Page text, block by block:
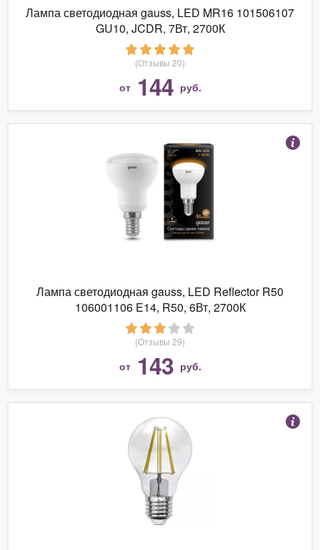
Лампа светодиодная gauss, LED MR16 101506107
GU10, JCDR, 7Вт, 2700К
(Отзывы 20)
от 144 руб.
Лампа светодиодная gauss, LED Reflector R50
106001106 E14, R50, 6Вт, 2700К
(Отзывы 29)
от 143 руб.